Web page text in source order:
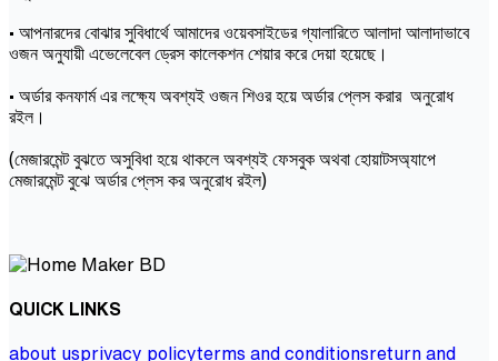
• আপনারদের বোঝার সুবিধার্থে আমাদের ওয়েবসাইডের গ্যালারিতে আলাদা আলাদাভাবে
ওজন অনুযায়ী এভেলেবেল ড্রেস কালেকশন শেয়ার করে দেয়া হয়েছে।
• অর্ডার কনফার্ম এর লক্ষ্যে অবশ্যই ওজন শিওর হয়ে অর্ডার প্লেস করার অনুরোধ
রইল।
(মেজারমেন্ট বুঝতে অসুবিধা হয়ে থাকলে অবশ্যই ফেসবুক অথবা হোয়াটসঅ্যাপে
মেজারমেন্ট বুঝে অর্ডার প্লেস কর অনুরোধ রইল)
QUICK LINKS
about usprivacy policyterms and conditionsreturn and